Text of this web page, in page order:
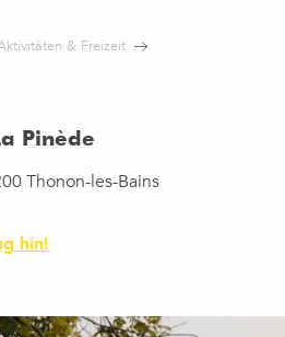
& Freizeit
Pinède
Thonon-les-Bains
hin!